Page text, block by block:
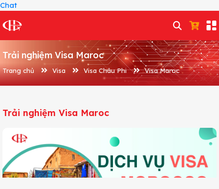
Chat
Trải nghiệm Visa Maroc
Trang chủ Visa Visa Châu Phi Visa Maroc
Trải nghiệm Visa Maroc